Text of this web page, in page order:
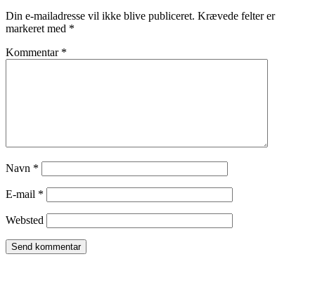
Din e-mailadresse vil ikke blive publiceret. Krævede felter er
markeret med *
Kommentar *
Navn *
E-mail *
Websted